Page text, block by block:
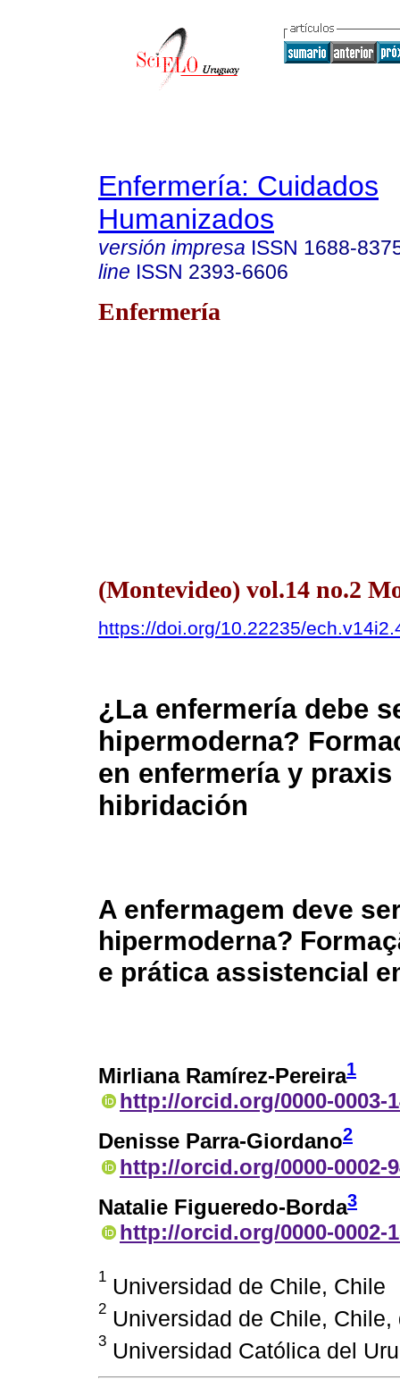
Enfermería: Cuidados
Humanizados
versión impresa ISSN 1688-
line ISSN 2393-6606
Enfermería
(Montevideo) vol.14 no.2
https://doi.org/10.22235/
¿La enfermería debe
hipermoderna?
en enfermería y
hibridación
A enfermagem deve
hipermoderna?
e prática assistencial
Mirliana Ramírez-Pereira1
http://orcid.org/0000-0003-
Denisse Parra-Giordano2
http://orcid.org/0000-0002-
Natalie Figueredo-Borda3
http://orcid.org/0000-0002-
1 Universidad de Chile, Chile
2 Universidad de Chile,
3 Universidad Católica del